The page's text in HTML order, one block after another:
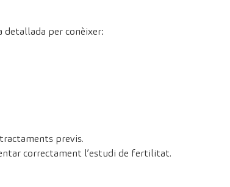
detallada per conèixer:
previs.
correctament l’estudi de fertilitat.